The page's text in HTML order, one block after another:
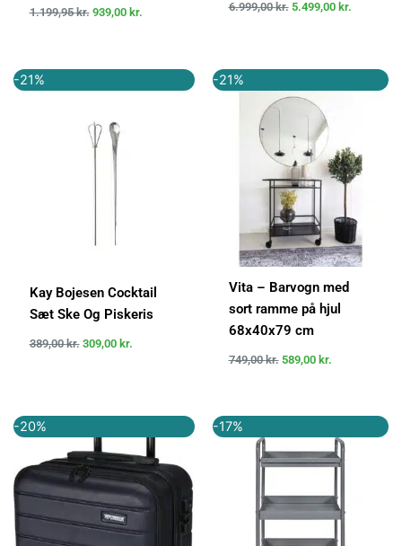
1.199,95kr. 939,00 kr. 6.999,00kr. 5.499,00 kr.
-21%
Kay Bojesen Cocktail
Sæt Ske Og Piskeris
389,00kr.
oprindelige
var:
389,00 kr..
309,00 kr.
aktuelle
-21%
Vita – Barvogn med
sort ramme på hjul
68x40x79 cm
749,00kr.
oprindelige
pris
749,00 kr..
589,00 kr.
aktuelle
-20%
oprindelige
pris
var:
499,00 kr..
aktuelle
pris
er:
399,00 kr..
-17%
oprindelige
pris
var:
1.199,95 kr..
aktuelle